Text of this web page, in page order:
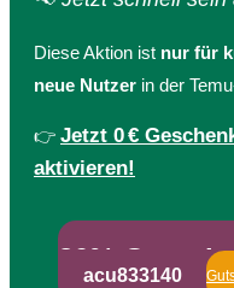
Diese Aktion ist nur für
neue Nutzer in der
👉 Jetzt 0 €
aktivieren!
30%
acu833140